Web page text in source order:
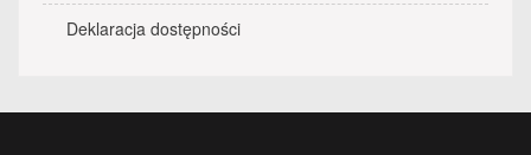
Deklaracja dostępności